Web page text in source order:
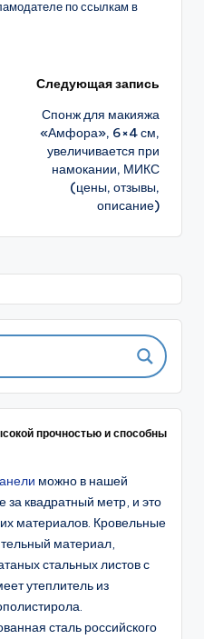
по ссылкам в
Следующая запись
Спонж для макияжа
«Амфора», 6×4 см,
увеличивается при
намокании, МИКС
(цены, отзывы,
описание)
прочностью и способны
можно в нашей
за квадратный метр, и это
материалов. Кровельные
материал,
стальных листов с
утеплитель из
сталь российского